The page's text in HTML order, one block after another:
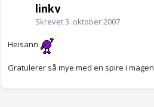
linky
Skrevet3. oktober 2007
Heisann
Gratulerer så mye med en spire i magen